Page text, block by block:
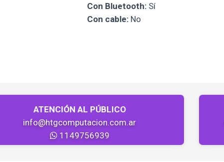
Con Bluetooth: Sí
Con cable: No
ATENCIÓN AL PÚBLICO
info@htgcomputacion.com.ar
1149756939